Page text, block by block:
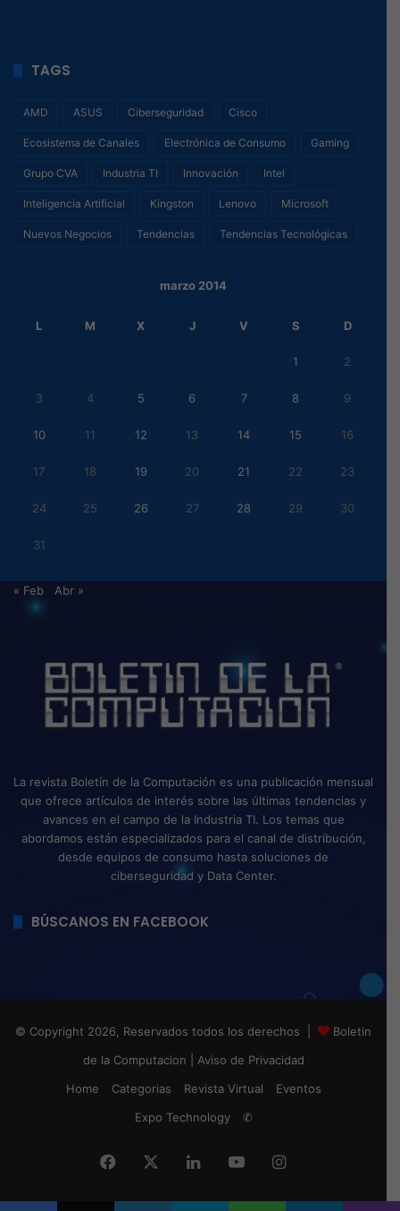
TAGS
AMD ASUS Ciberseguridad Cisco
Ecosistema de Canales Electrónica de Consumo Gaming
Grupo CVA Industria TI Innovación Intel
Inteligencia Artificial Kingston Lenovo Microsoft
Nuevos Negocios Tendencias Tendencias Tecnológicas
marzo 2014
L M X J V S D
1 2
3 4 5 6 7 8 9
10 11 12 13 14 15 16
17 18 19 20 21 22 23
24 25 26 27 28 29 30
31
« Feb Abr »
La revista Boletín de la Computación es una publicación mensual
que ofrece artículos de interés sobre las últimas tendencias y
avances en el campo de la Industria TI. Los temas que
abordamos están especializados para el canal de distribución,
desde equipos de consumo hasta soluciones de
ciberseguridad y Data Center.
BÚSCANOS EN FACEBOOK
© Copyright 2026, Reservados todos los derechos |
Boletin
de la Computacion
Aviso de Privacidad
Home
Categorias Revista Virtual
Eventos
Expo Technology
✆
Facebook LinkedInYouTubeInstagram